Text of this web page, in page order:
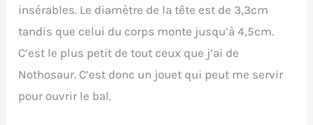
insérables. Le diamètre de la tête est de 3,3cm
tandis que celui du corps monte jusqu’à 4,5cm.
C’est le plus petit de tout ceux que j’ai de
Nothosaur. C’est donc un jouet qui peut me servir
pour ouvrir le bal.